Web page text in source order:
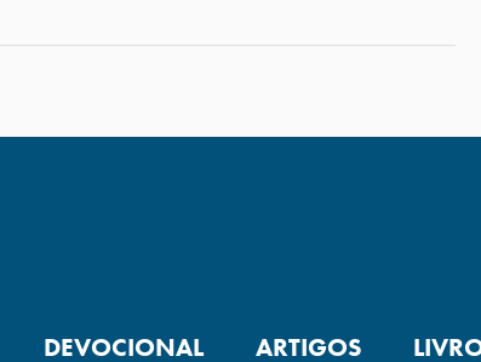
DEVOCIONAL ARTIGOS